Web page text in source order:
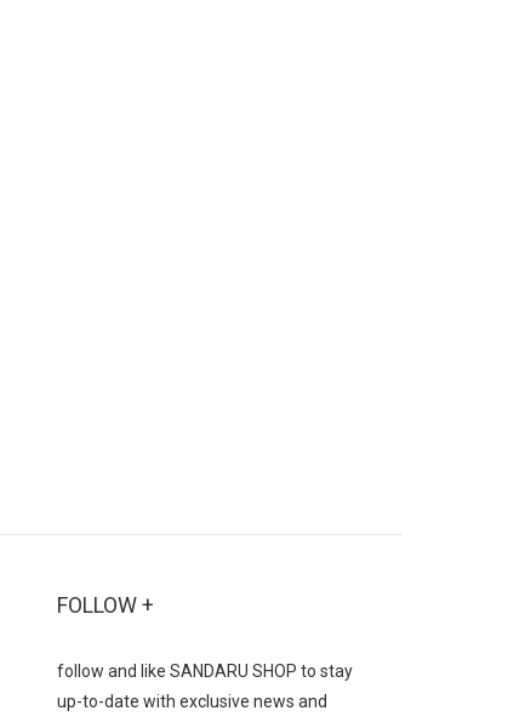
FOLLOW +
follow and like SANDARU SHOP to stay
up-to-date with exclusive news and